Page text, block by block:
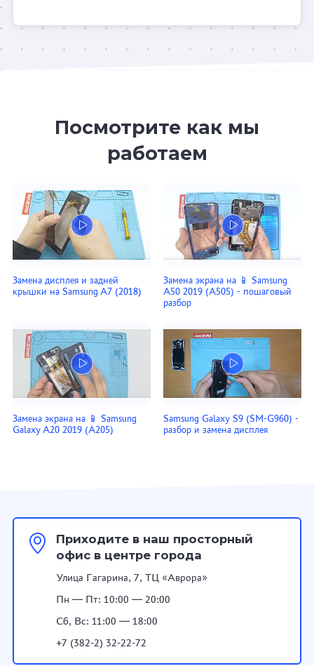
Посмотрите как мы
работаем
Замена дисплея и задней
крышки на Samsung A7 (2018)
Замена экрана на 📱 Samsung
A50 2019 (A505) - пошаговый
разбор
Замена экрана на 📱 Samsung
Galaxy A20 2019 (A205)
Samsung Galaxy S9 (SM-G960) -
разбор и замена дисплея
Приходите в наш просторный
офис в центре города
Улица Гагарина, 7, ТЦ «Аврора»
Пн — Пт: 10:00 — 20:00
Сб, Вс: 11:00 — 18:00
+7 (382-2) 32-22-72